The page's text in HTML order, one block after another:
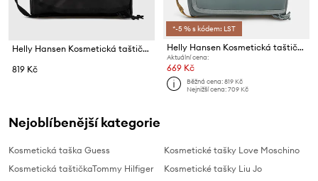
Helly Hansen Kosmetická taštička
819 Kč
*-5 % s kódem: LST
Helly Hansen Kosmetická taštička
Aktuální cena:
669 Kč
Běžná cena:819 Kč
Nejnižší cena:709 Kč
Nejoblíbenější kategorie
Kosmetická taška Guess
Kosmetická taštičkaTommy Hilfiger
Kosmetické tašky Love Moschino
Kosmetické tašky Liu Jo